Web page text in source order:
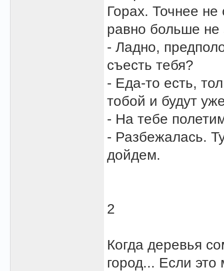
Горах. Точнее не
равно больше не
- Ладно,
съесть тебя?
- Еда-то есть,
тобой и будут
- На тебе
- Разбежалась.
дойдем.
2
Когда деревья
город... Если